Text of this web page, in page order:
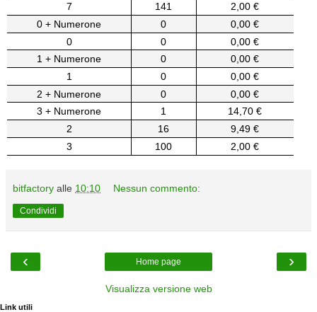
7
141
2,00 €
0 + Numerone
0
0,00 €
0
0
0,00 €
1 + Numerone
0
0,00 €
1
0
0,00 €
2 + Numerone
0
0,00 €
3 + Numerone
1
14,70 €
2
16
9,49 €
3
100 2,00 €
bitfactory alle 10:10 Nessun commento:
Condividi
‹ ›
Home page
Visualizza versione web
Link utili